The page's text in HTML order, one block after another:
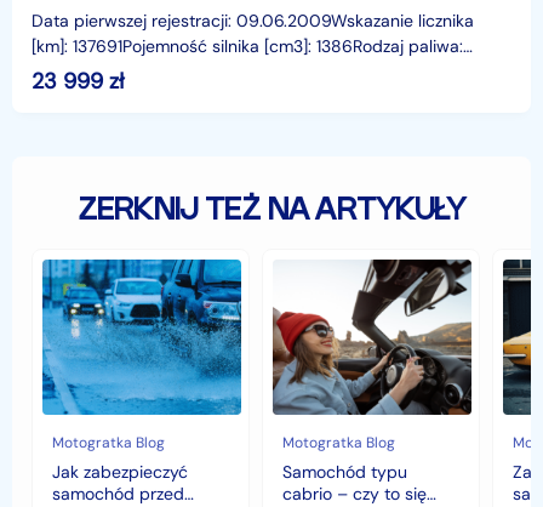
Data pierwszej rejestracji: 09.06.2009Wskazanie licznika
[km]: 137691Pojemność silnika [cm3]: 1386Rodzaj paliwa:
BenzynaMoc [KM]: 88Manualna skrzynia biegówStan
23 999 zł
ZERKNIJ TEŻ NA ARTYKUŁY
Jak
zabezpieczyć
samochód
przed
jesiennymi
chłodami
i
deszczem?
Motogratka Blog
Jak zabezpieczyć
samochód przed
Samochód
cabrio
–
czy
to
się
opłaca
w
polskim
klimacie?
Motogratka Blog
Samochód typu
cabrio – czy to się
czyli